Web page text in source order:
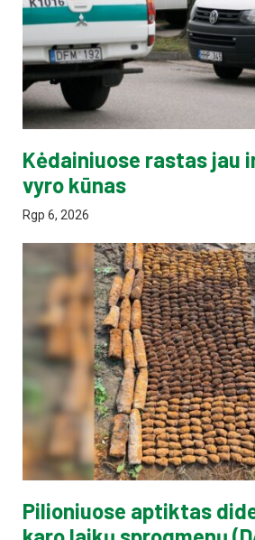
Kėdainiuose rastas jau
vyro kūnas
Rgp 6, 2026
Pilioniuose aptiktas